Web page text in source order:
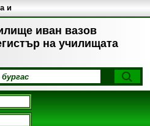
иван вазов
на училищата
и